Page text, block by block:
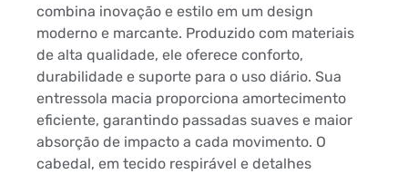
combina inovação e estilo em um design
moderno e marcante. Produzido com materiais
de alta qualidade, ele oferece conforto,
durabilidade e suporte para o uso diário. Sua
entressola macia proporciona amortecimento
eficiente, garantindo passadas suaves e maior
absorção de impacto a cada movimento. O
cabedal, em tecido respirável e detalhes